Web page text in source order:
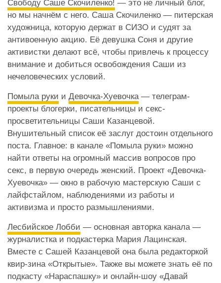
Свободу Саше Скочиленко! — это не личный блог,
но мы начнём с него. Саша Скочиленко — питерская
художница, которую держат в СИЗО и судят за
антивоенную акцию. Её девушка Соня и другие
активистки делают всё, чтобы привлечь к процессу
внимание и добиться освобождения Саши из
нечеловеческих условий.
Помыла руки и Девочка-Хуевочка — телеграм-
проекты блогерки, писательницы и секс-
просветительницы Саши Казанцевой.
Внушительный список её заслуг достоин отдельного
поста. Главное: в канале «Помыла руки» можно
найти ответы на огромный массив вопросов про
секс, в первую очередь женский. Проект «Девочка-
Хуевочка» — окно в рабочую мастерскую Саши с
лайфстайлом, наблюдениями из работы и
активизма и просто размышлениями.
Лесбийское Лобби — основная авторка канала —
журналистка и подкастерка Мария Лацинская.
Вместе с Сашей Казанцевой она была редакторкой
квир-зина «Открытые». Также вы можете знать её по
подкасту «Нараспашку» и онлайн-шоу «Давай